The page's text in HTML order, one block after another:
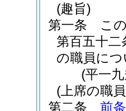
(趣旨)
第一条
こ
第百五十
の職員に
(平一
(上席の職
第二条
前条